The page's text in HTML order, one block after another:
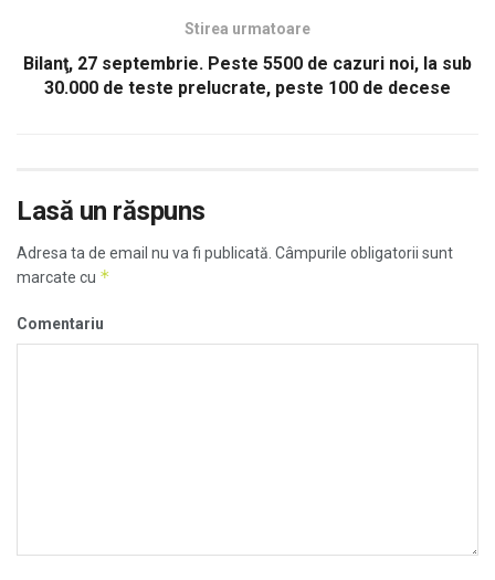
Stirea urmatoare
Bilanţ, 27 septembrie. Peste 5500 de cazuri noi, la sub
30.000 de teste prelucrate, peste 100 de decese
Lasă un răspuns
Adresa ta de email nu va fi publicată. Câmpurile obligatorii sunt
marcate cu *
Comentariu